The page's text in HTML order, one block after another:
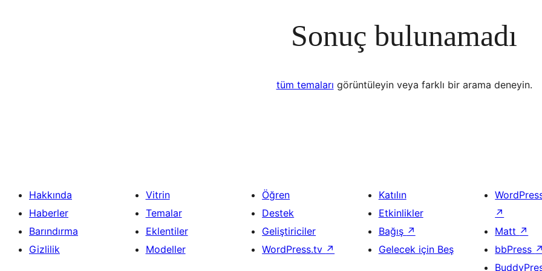
Sonuç bulunamadı
tüm temaları görüntüleyin veya farklı bir arama deneyin.
Hakkında
Haberler
Barındırma
Gizlilik
Vitrin
Temalar
Eklentiler
Modeller
Öğren
Destek
Geliştiriciler
WordPress.tv ↗
Katılın
Etkinlikler
Bağış ↗
Gelecek için Beş
↗
Matt ↗
bbPress ↗